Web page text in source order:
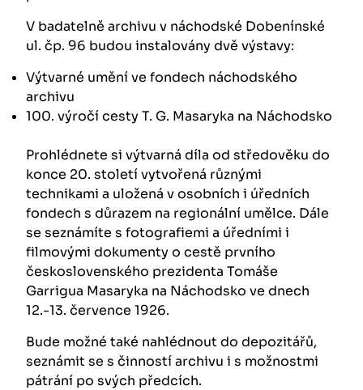
V badatelně archivu v náchodské Dobenínské
ul. čp. 96 budou instalovány dvě výstavy:
Výtvarné umění ve fondech náchodského
archivu
100. výročí cesty T. G. Masaryka na Náchodsko
Prohlédnete si výtvarná díla od středověku do
konce 20. století vytvořená různými
technikami a uložená v osobních i úředních
fondech s důrazem na regionální umělce. Dále
se seznámíte s fotografiemi a úředními i
filmovými dokumenty o cestě prvního
československého prezidenta Tomáše
Garrigua Masaryka na Náchodsko ve dnech
12.-13. července 1926.
Bude možné také nahlédnout do depozitářů,
seznámit se s činností archivu i s možnostmi
pátrání po svých předcích.